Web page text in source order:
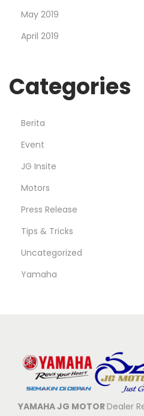
May 2019
April 2019
Categories
Berita
Event
JG Insite
Motors
Press Release
Tips & Tricks
Uncategorized
Yamaha
YAMAHA JG MOTOR Dealer